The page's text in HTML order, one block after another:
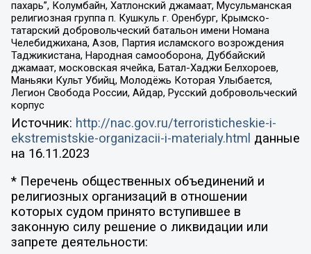
пахарь”, Колумбайн, Хатлонский джамаат, Мусульманская
религиозная группа п. Кушкуль г. Оренбург, Крымско-
татарский добровольческий батальон имени Номана
Челебиджихана, Азов, Партия исламского возрождения
Таджикистана, Народная самооборона, Дуббайский
джамаат, московская ячейка, Батал-Хаджи Белхороев,
Маньяки Культ Убийц, Молодёжь Которая Улыбается,
Легион Свобода России, Айдар, Русский добровольческий
корпус
Источник: http://nac.gov.ru/terroristicheskie-i-
ekstremistskie-organizacii-i-materialy.html данные
на 16.11.2023
* Перечень общественных объединений и
религиозных организаций в отношении
которых судом принято вступившее в
законную силу решение о ликвидации или
запрете деятельности: